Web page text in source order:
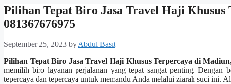
Pilihan Tepat Biro Jasa Travel Haji
081367676975
September 25, 2023 byAbdul Basit
Pilihan Tepat Biro Jasa Travel Haji Khusus Terpercaya di
memilih biro layanan perjalanan yang tepat sangat penting. Dengan
tepercaya dan tepercaya untuk memandu Anda melalui ziarah suci ini.